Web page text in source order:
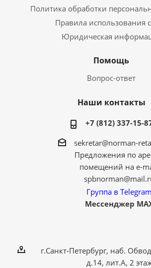
Политика обработки
Правила использования
Юридическая
Помощь
Вопрос-ответ
Наши контакты
+7 (812) 337-15-
sekretar@norman-
Предложения по
помещений на e-
Группа в Telegram
Мессенджер
г.Санкт-Петербург, наб.
д.14, лит.А, 2